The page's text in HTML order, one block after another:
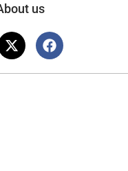
us